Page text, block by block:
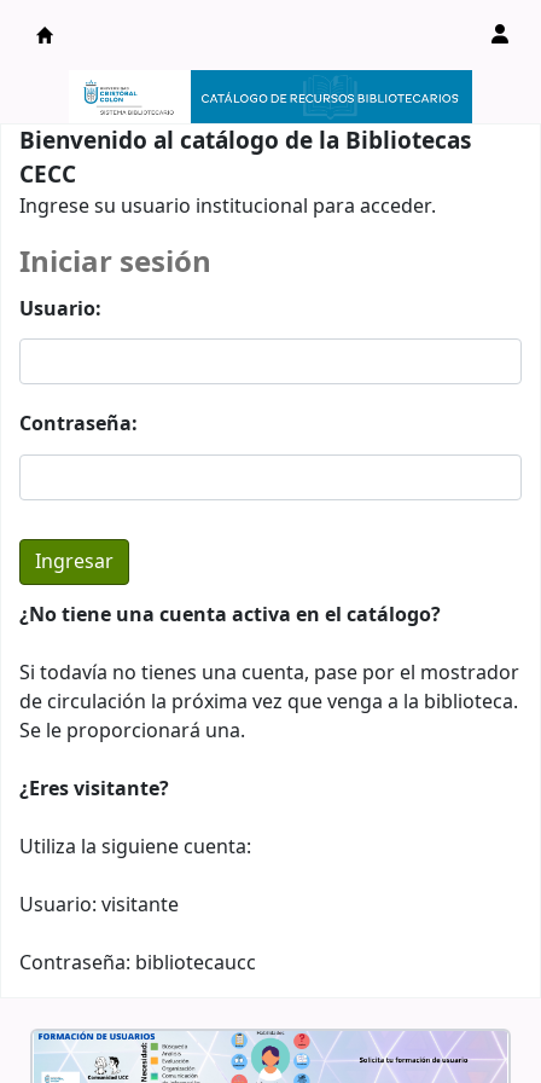
Catálogo en línea
Bienvenido al catálogo de la Bibliotecas
CECC
Ingrese su usuario institucional para acceder.
Iniciar sesión
Usuario:
Contraseña:
¿No tiene una cuenta activa en el catálogo?
Si todavía no tienes una cuenta, pase por el mostrador
de circulación la próxima vez que venga a la biblioteca.
Se le proporcionará una.
¿Eres visitante?
Utiliza la siguiene cuenta:
Usuario: visitante
Contraseña: bibliotecaucc